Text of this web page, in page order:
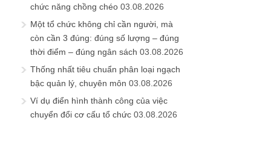
chức năng chồng chéo 03.08.2026
Một tổ chức không chỉ cần người, mà
còn cần 3 đúng: đúng số lượng – đúng
thời điểm – đúng ngân sách 03.08.2026
Thống nhất tiêu chuẩn phân loại ngạch
bậc quản lý, chuyên môn 03.08.2026
Ví dụ điển hình thành công của việc
chuyển đổi cơ cấu tổ chức 03.08.2026